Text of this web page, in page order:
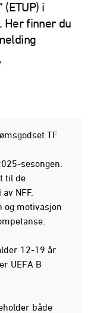
i
Her finner du
TF
sesongen.
til de
NFF.
motivasjon
12-19 år
UEFA B
både